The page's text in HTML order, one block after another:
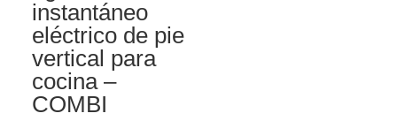
instantáneo
eléctrico de pie
vertical para
cocina –
COMBI